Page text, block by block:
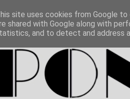
site uses cookies from Google
shared with Google along with
and to detect and address